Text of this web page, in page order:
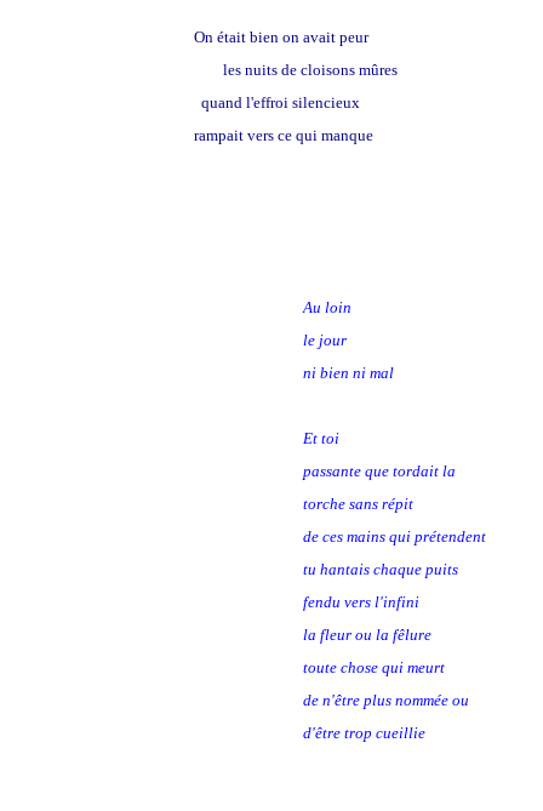
On était bien on avait peur
les nuits de cloisons mûres
quand l'effroi silencieux
rampait vers ce qui manque
Au loin
le jour
ni bien ni mal
Et toi
passante que tordait la
torche sans répit
de ces mains qui prétendent
tu hantais chaque puits
fendu vers l'infini
la fleur ou la fêlure
toute chose qui meurt
de n'être plus nommée ou
d'être trop cueillie